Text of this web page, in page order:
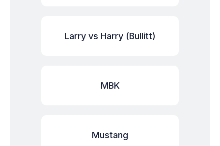
Larry vs Harry (Bullitt)
MBK
Mustang